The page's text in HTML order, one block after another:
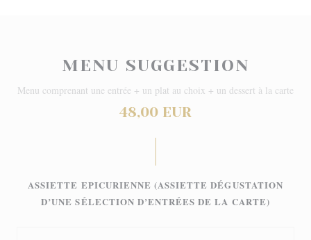
MENU SUGGESTION
Menu comprenant une entrée + un plat au choix + un dessert à la carte
48,00 EUR
ASSIETTE EPICURIENNE (ASSIETTE DÉGUSTATION
D’UNE SÉLECTION D’ENTRÉES DE LA CARTE)